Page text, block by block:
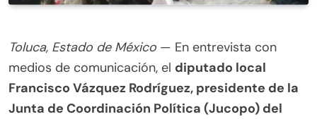
Toluca, Estado de México — En entrevista con
medios de comunicación, el diputado local
Francisco Vázquez Rodríguez, presidente de la
Junta de Coordinación Política (Jucopo) del